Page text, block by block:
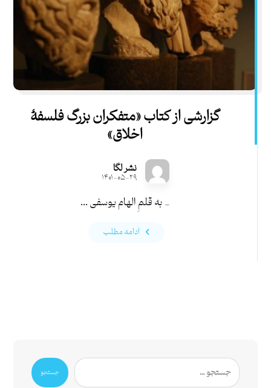
گزارشی از کتاب «متفکران بزرگ فلسفۀ
اخلاق»
نشر لگا
۱۴۰۱-۰۵-۲۹
_ به قلمِ الهام یوسفی ...
ادامه مطلب
جستجو